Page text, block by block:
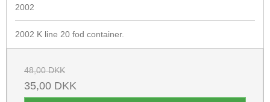
2002
2002 K line 20 fod container.
48,00 DKK
35,00 DKK